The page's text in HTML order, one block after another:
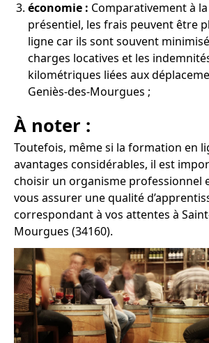
économie : Comparativement à
présentiel, les frais peuvent être
ligne car ils sont souvent
charges locatives et les
kilométriques liées aux
Geniès-des-Mourgues ;
À noter :
Toutefois, même si la formation en
avantages considérables, il est
choisir un organisme professionnel
vous assurer une qualité
correspondant à vos attentes à
Mourgues (34160).